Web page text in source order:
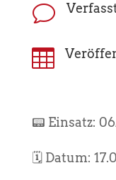
v

📟 Einsatz:
🗓️ Datum: